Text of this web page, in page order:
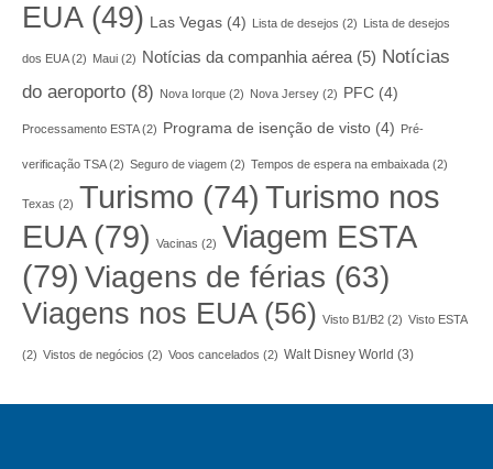
EUA(49) Las Vegas (4) Lista de desejos (2) Lista de desejos
dos EUA(2) Maui (2) Notícias da companhia aérea(5) Notícias
do aeroporto (8) Nova Iorque (2) Nova Jersey (2) PFC (4)
Processamento ESTA(2) Programa de isenção de visto (4) Pré-
verificação TSA(2) Seguro de viagem (2) Tempos de espera na embaixada (2)
Texas (2) Turismo (74) Turismo nos
EUA(79) Vacinas (2) Viagem ESTA
(79) Viagens de férias (63)
Viagens nos EUA(56) Visto B1/B2 (2) Visto ESTA
(2) Vistos de negócios (2) Voos cancelados (2) Walt Disney World (3)